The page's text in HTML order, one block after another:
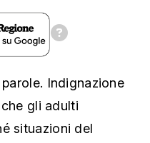
Indignazione
gli adulti
situazioni del